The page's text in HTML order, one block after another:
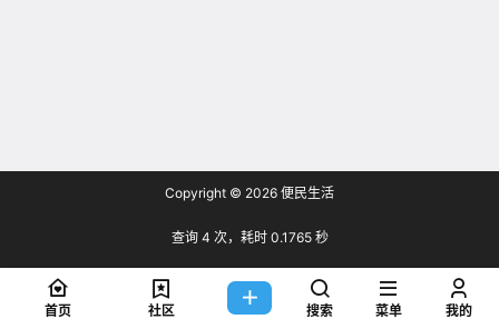
Copyright © 2026 便民生活
查询 4 次，耗时 0.1765 秒
首页 社区 搜索 菜单 我的